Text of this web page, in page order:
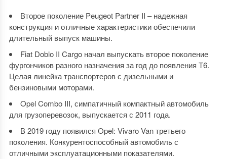
Второе поколение Peugeot Partner II – надежная
конструкция и отличные характеристики обеспечили
длительный выпуск машины.
Fiat Doblo II Cargo начал выпускать второе поколение
фургончиков разного назначения за год до появления Т6.
Целая линейка транспортеров с дизельными и
бензиновыми моторами.
Opel Combo III, симпатичный компактный автомобиль
для грузоперевозок, выпускается с 2011 года.
В 2019 году появился Opel: Vivaro Van третьего
поколения. Конкурентоспособный автомобиль с
отличными эксплуатационными показателями.